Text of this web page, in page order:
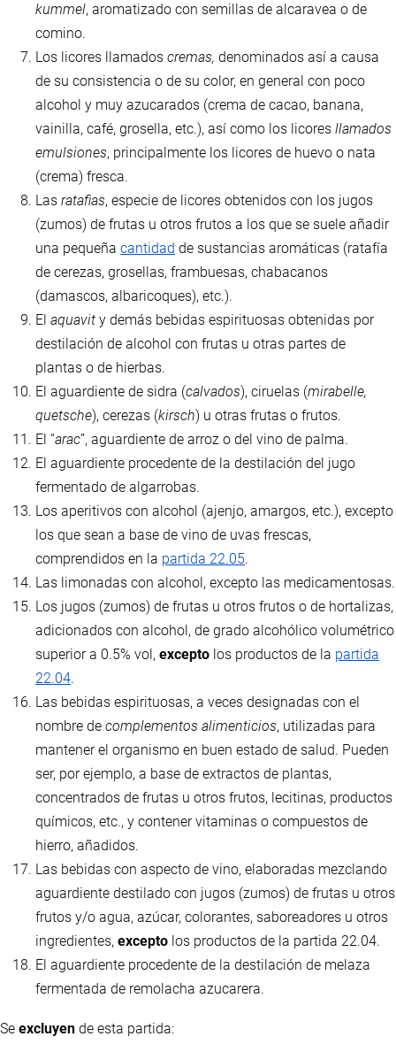
kummel, aromatizado con semillas de alcaravea o de
comino.
Los licores llamados cremas, denominados así a causa
de su consistencia o de su color, en general con poco
alcohol y muy azucarados (crema de cacao, banana,
vainilla, café, grosella, etc.), así como los licores llamados
emulsiones, principalmente los licores de huevo o nata
(crema) fresca.
Las ratafias, especie de licores obtenidos con los jugos
(zumos) de frutas u otros frutos a los que se suele añadir
una pequeña cantidad de sustancias aromáticas (ratafía
de cerezas, grosellas, frambuesas, chabacanos
(damascos, albaricoques), etc.).
El aquavit y demás bebidas espirituosas obtenidas por
destilación de alcohol con frutas u otras partes de
plantas o de hierbas.
El aguardiente de sidra (calvados), ciruelas (mirabelle,
quetsche), cerezas (kirsch) u otras frutas o frutos.
El “arac”, aguardiente de arroz o del vino de palma.
El aguardiente procedente de la destilación del jugo
fermentado de algarrobas.
Los aperitivos con alcohol (ajenjo, amargos, etc.), excepto
los que sean a base de vino de uvas frescas,
comprendidos en la partida 22.05.
Las limonadas con alcohol, excepto las medicamentosas.
Los jugos (zumos) de frutas u otros frutos o de hortalizas,
adicionados con alcohol, de grado alcohólico volumétrico
superior a 0.5% vol, excepto los productos de la partida
22.04.
Las bebidas espirituosas, a veces designadas con el
nombre de complementos alimenticios, utilizadas para
mantener el organismo en buen estado de salud. Pueden
ser, por ejemplo, a base de extractos de plantas,
concentrados de frutas u otros frutos, lecitinas, productos
químicos, etc., y contener vitaminas o compuestos de
hierro, añadidos.
Las bebidas con aspecto de vino, elaboradas mezclando
aguardiente destilado con jugos (zumos) de frutas u otros
frutos y/o agua, azúcar, colorantes, saboreadores u otros
ingredientes, excepto los productos de la partida 22.04.
El aguardiente procedente de la destilación de melaza
fermentada de remolacha azucarera.
Se excluyen de esta partida: